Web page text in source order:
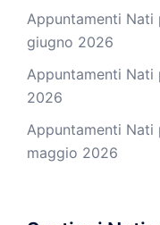
Appuntamenti Nati
giugno 2026
Appuntamenti Nati
2026
Appuntamenti Nati
maggio 2026